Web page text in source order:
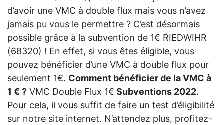
d’avoir une VMC à double flux mais vous n’avez
jamais pu vous le permettre ? C’est désormais
possible grâce à la subvention de 1€ RIEDWIHR
(68320) ! En effet, si vous êtes éligible, vous
pouvez bénéficier d’une VMC à double flux pour
seulement 1€. Comment bénéficier de la VMC à
1 € ? VMC Double Flux 1€ Subventions 2022.
Pour cela, il vous suffit de faire un test d’éligibilité
sur notre site internet. N’attendez plus, profitez-